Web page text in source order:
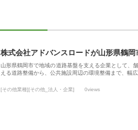
株式会社アドバンスロードが山形県鶴
山形県鶴岡市で地域の道路基盤を支える企業として、
える道路整備から、公共施設周辺の環境整備まで、幅
[その他業種][その他_法人・企業] 0views